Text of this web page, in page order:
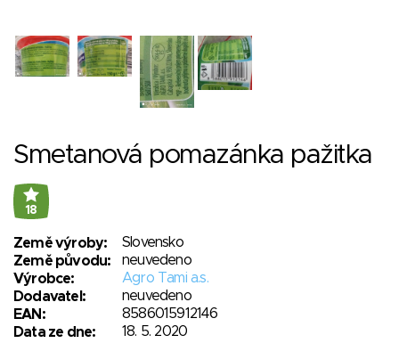
Smetanová pomazánka pažitka
18
Země výroby:
Slovensko
Země původu:
neuvedeno
Výrobce:
Agro Tami a.s.
Dodavatel:
neuvedeno
EAN:
8586015912146
Data ze dne:
18. 5. 2020